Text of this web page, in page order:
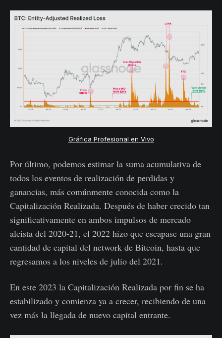
Gráfica Profesional en Vivo
Por último, podemos estimar la suma acumulativa de
todos los eventos de realización de perdidas y
ganancias, más comúnmente conocida como la
Capitalización Realizada. Después de haber crecido tan
significativamente en ambos impulsos de mercado
alcista del 2020-21, el 2022 hizo que escapase una gran
cantidad de capital del network de Bitcoin, hasta que
regresamos a los niveles de julio del 2021.
En este 2023 la Capitalización Realizada por fin se ha
estabilizado y comienza ya a crecer, recibiendo de una
vez más la llegada de nuevo capital entrante.